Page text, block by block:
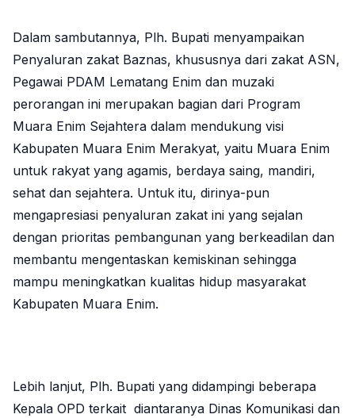
Dalam sambutannya, Plh. Bupati menyampaikan
Penyaluran zakat Baznas, khususnya dari zakat ASN,
Pegawai PDAM Lematang Enim dan muzaki
perorangan ini merupakan bagian dari Program
Muara Enim Sejahtera dalam mendukung visi
Kabupaten Muara Enim Merakyat, yaitu Muara Enim
untuk rakyat yang agamis, berdaya saing, mandiri,
sehat dan sejahtera. Untuk itu, dirinya-pun
mengapresiasi penyaluran zakat ini yang sejalan
dengan prioritas pembangunan yang berkeadilan dan
membantu mengentaskan kemiskinan sehingga
mampu meningkatkan kualitas hidup masyarakat
Kabupaten Muara Enim.
Lebih lanjut, Plh. Bupati yang didampingi beberapa
Kepala OPD terkait diantaranya Dinas Komunikasi dan